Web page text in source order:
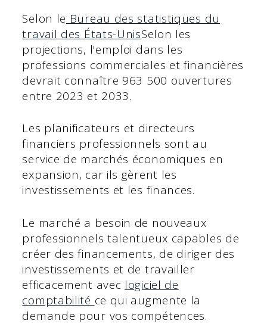
Selon le Bureau des statistiques du
travail des États-UnisSelon les
projections, l'emploi dans les
professions commerciales et financières
devrait connaître 963 500 ouvertures
entre 2023 et 2033.
Les planificateurs et directeurs
financiers professionnels sont au
service de marchés économiques en
expansion, car ils gèrent les
investissements et les finances.
Le marché a besoin de nouveaux
professionnels talentueux capables de
créer des financements, de diriger des
investissements et de travailler
efficacement avec logiciel de
comptabilité ce qui augmente la
demande pour vos compétences.